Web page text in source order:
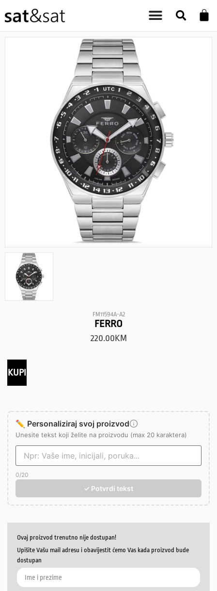
FM11594A-A2
FERRO
220.00KM
KUPI
✏️ Personaliziraj svoj proizvod
Unesite tekst koji želite na proizvodu (max 20 karaktera)
0/20
✓ Potvrdi tekst
Ovaj proizvod trenutno nije dostupan!
Upišite Vašu mail adresu i obavijestit ćemo Vas kada proizvod bude
dostupan